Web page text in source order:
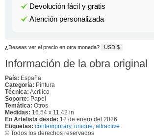
Devolución fácil y gratis
Atención personalizada
¿Deseas ver el precio en otra moneda? USD $
Información de la obra original
País: España
Categoría: Pintura
Técnica: Acrílico
Soporte: Papel
Temática: Otros
Medidas: 16.54 x 11.42 in
En Artelista desde: 12 de enero del 2026
Etiquetas: contemporary, unique attractive
© Todos los derechos reservados